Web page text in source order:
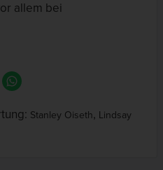
allem bei
Stanley Oiseth, Lindsay